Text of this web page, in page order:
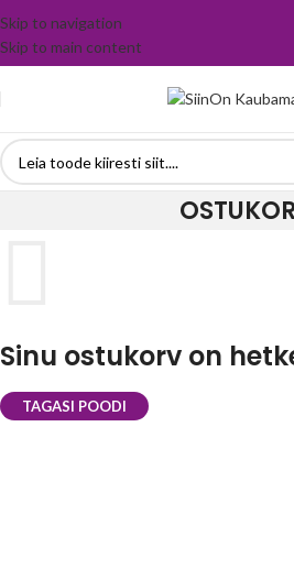
Skip to navigation
Skip to main content
Sinu ostukorv on
TAGASI POODI